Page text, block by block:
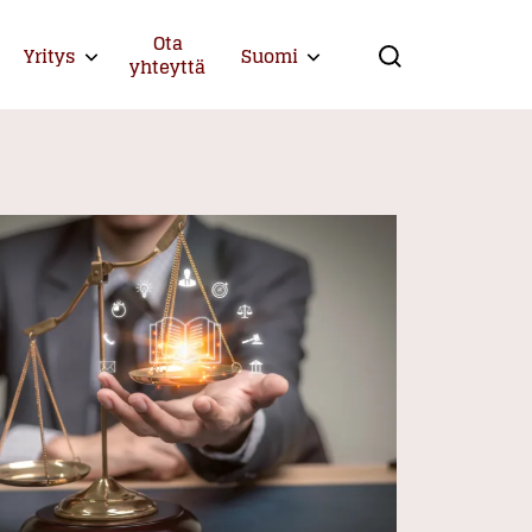
Yritys Expand child menu
Ota
yhteyttä Suomi Expand child menu